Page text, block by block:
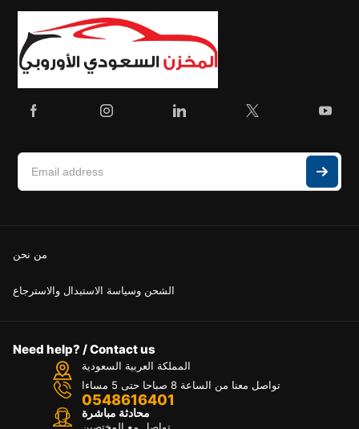
من نحن
الشحن وسياسة الاستبدال والاسترجاع
Need help? / Contact us
المملكة العربية السعودية
تواصل معنا من الساعة 8 صباحا حتى 5 مساءا
0548616401
محادثة مباشرة